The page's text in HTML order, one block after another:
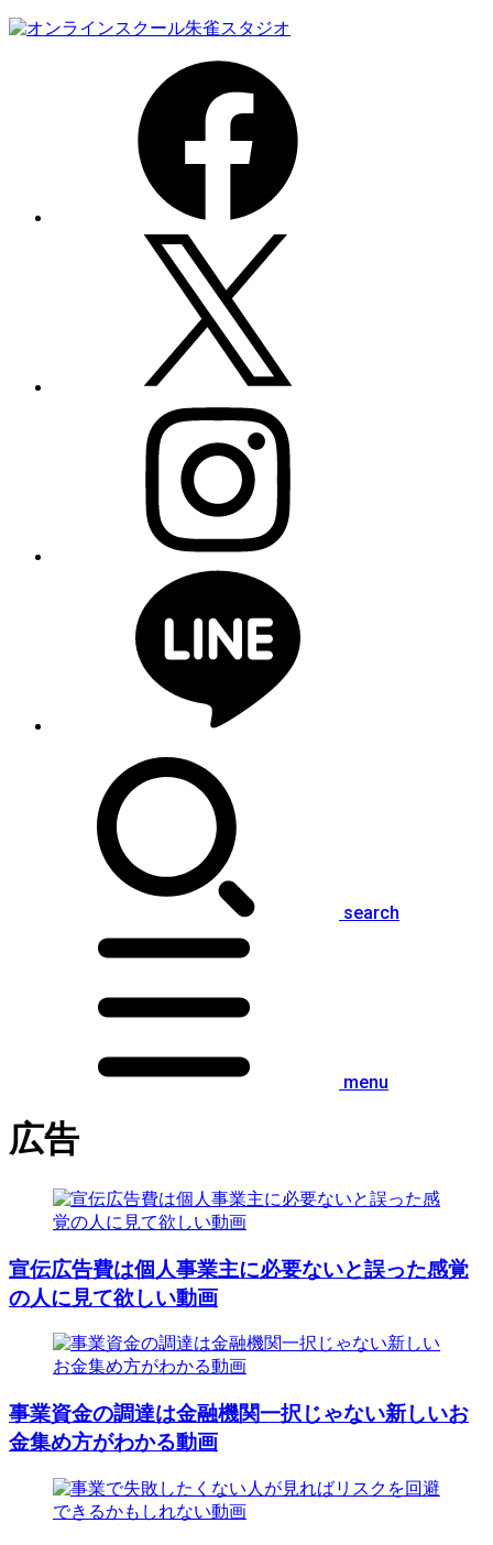
search
menu
広告
宣伝広告費は個人事業主に必要ないと誤った感覚
の人に見て欲しい動画
事業資金の調達は金融機関一択じゃない新しいお
金集め方がわかる動画